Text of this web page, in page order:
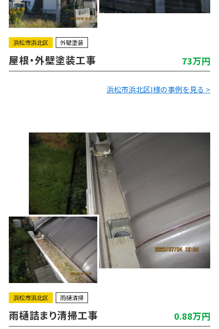
浜松市浜北区 外壁塗装
屋根・外壁塗装工事 73万円
浜松市浜北区I様の事例を見る >
浜松市浜北区 雨樋清掃
雨樋詰まり清掃工事 0.88万円